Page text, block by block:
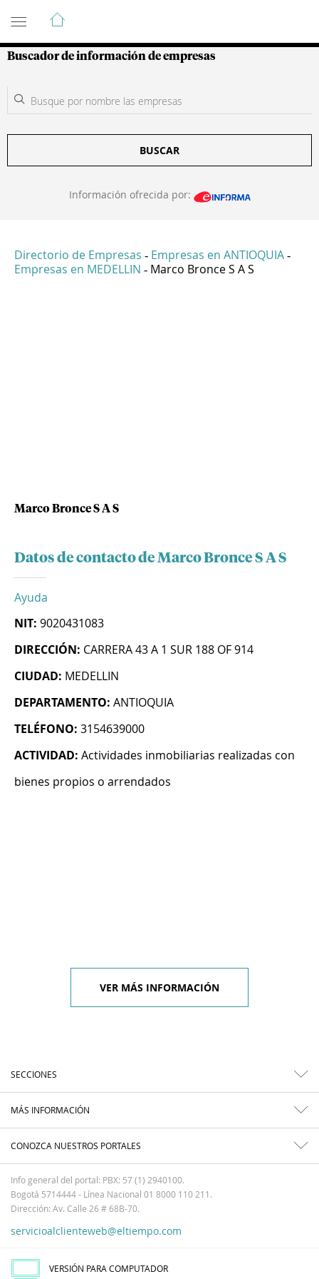
Guía de Empresas Colombianas
Buscador de información de empresas
BUSCAR
Información ofrecida por:
Directorio de Empresas - Empresas en ANTIOQUIA -
Empresas en MEDELLIN - Marco Bronce S A S
Marco Bronce S A S
Datos de contacto de Marco Bronce S A S
Ayuda
NIT: 9020431083
DIRECCIÓN: CARRERA 43 A 1 SUR 188 OF 914
CIUDAD: MEDELLIN
DEPARTAMENTO: ANTIOQUIA
TELÉFONO: 3154639000
ACTIVIDAD: Actividades inmobiliarias realizadas con
bienes propios o arrendados
VER MÁS INFORMACIÓN
SECCIONES
MÁS INFORMACIÓN
CONOZCA NUESTROS PORTALES
Info general del portal: PBX: 57 (1) 2940100.
Bogotá 5714444 - Línea Nacional 01 8000 110 211.
Dirección: Av. Calle 26 # 68B-70.
servicioalclienteweb@eltiempo.com
VERSIÓN PARA COMPUTADOR